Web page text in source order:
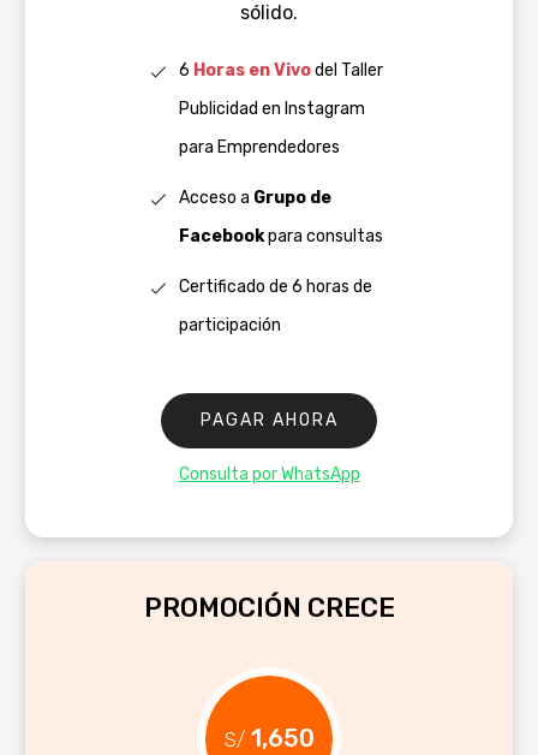
sólido.
6 Horas en Vivodel Taller
Publicidad en Instagram
para Emprendedores
Acceso a Grupo de
Facebookpara consultas
Certificado de 6 horas de
participación
PAGAR AHORA
Consulta por WhatsApp
PROMOCIÓN CRECE
S/1,650